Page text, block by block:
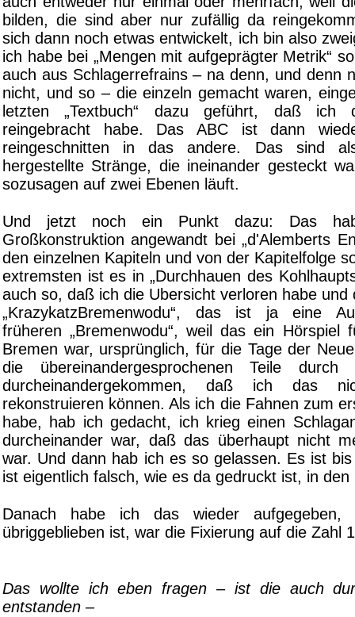
bilden, die sind aber nur zufällig da
sich dann noch etwas entwickelt, ich bin also
ich habe bei „Mengen mit aufgeprägter Metrik“
auch aus Schlagerrefrains – na denn, und denn
nicht, und so – die einzeln gemacht waren,
letzten „Textbuch“ dazu geführt, daß ich
reingebracht habe. Das ABC ist dann
reingeschnitten in das andere. Das sind
hergestellte Stränge, die ineinander gesteckt
sozusagen auf zwei Ebenen läuft.
Und jetzt noch ein Punkt dazu: Das
Großkonstruktion angewandt bei „d'Alemberts
den einzelnen Kapiteln und von der Kapitelfolge
extremsten ist es in „Durchhauen des
auch so, daß ich die Ubersicht verloren habe und
„KrazykatzBremenwodu“, das ist ja eine
früheren „Bremenwodu“, weil das ein Hörspiel
Bremen war, ursprünglich, für die Tage der
die übereinandergesprochenen Teile
durcheinandergekommen, daß ich das
rekonstruieren können. Als ich die Fahnen zum
habe, hab ich gedacht, ich krieg einen
durcheinander war, daß das überhaupt nicht
war. Und dann hab ich es so gelassen. Es ist
ist eigentlich falsch, wie es da gedruckt ist, in den
Danach habe ich das wieder
übriggeblieben ist, war die Fixierung auf die Zahl
Das wollte ich eben fragen – ist die auch
entstanden –